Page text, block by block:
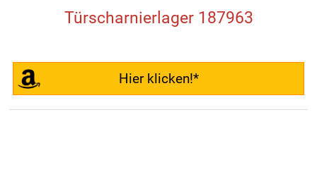
Türscharnierlager 187963
Hier klicken!*